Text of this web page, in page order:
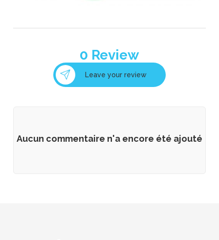
0 Review
Leave your review
Aucun commentaire n'a encore été ajouté